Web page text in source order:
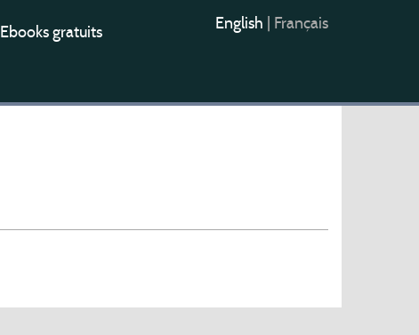
Ebooks gratuits English Français